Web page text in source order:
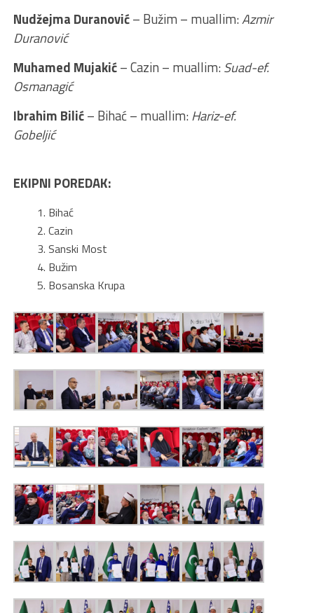
Nudžejma Duranović– Bužim – muallim:Azmir
Duranović
Muhamed Mujakić– Cazin – muallim:Suad-ef.
Osmanagić
Ibrahim Bilić– Bihać – muallim:Hariz-ef.
Gobeljić
EKIPNI POREDAK:
Bihać
Cazin
Sanski Most
Bužim
Bosanska Krupa